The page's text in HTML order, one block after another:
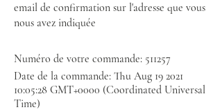
email de confirmation sur l'adresse que vous
nous avez indiquée
Numéro de votre commande: 511257
Date de la commande: Thu Aug 19 2021
10:05:28 GMT+0000 (Coordinated Universal
Time)